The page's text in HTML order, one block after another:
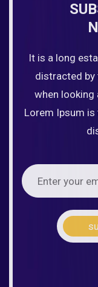
It is a long
distracted by
when looking
Lorem Ipsum